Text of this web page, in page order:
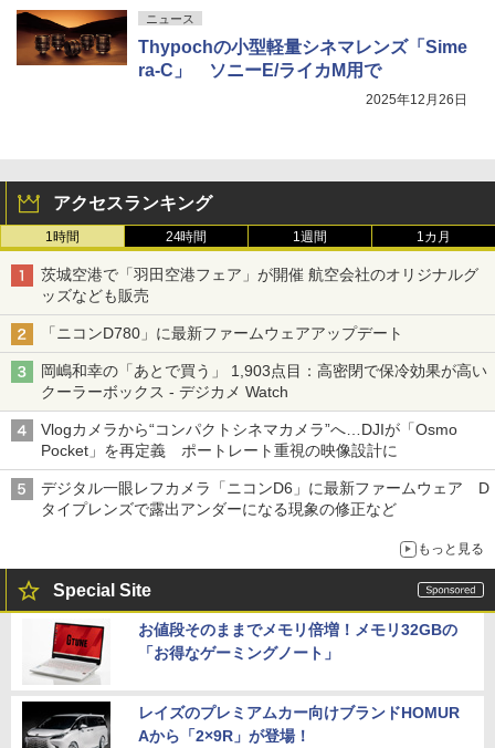
ニュース
Thypochの小型軽量シネマレンズ「Sime
ra-C」 ソニーE/ライカM用で
2025年12月26日
アクセスランキング
1時間 24時間 1週間 1カ月
茨城空港で「羽田空港フェア」が開催 航空会社のオリジナルグ
ッズなども販売
「ニコンD780」に最新ファームウェアアップデート
岡嶋和幸の「あとで買う」 1,903点目：高密閉で保冷効果が高い
クーラーボックス - デジカメ Watch
Vlogカメラから“コンパクトシネマカメラ”へ…DJIが「Osmo
Pocket」を再定義 ポートレート重視の映像設計に
デジタル一眼レフカメラ「ニコンD6」に最新ファームウェア D
タイプレンズで露出アンダーになる現象の修正など
もっと見る
Special Site
お値段そのままでメモリ倍増！メモリ32GBの
「お得なゲーミングノート」
レイズのプレミアムカー向けブランドHOMUR
Aから「2×9R」が登場！